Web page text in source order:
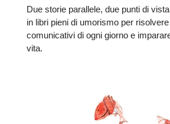
Due storie parallele, due punti di
in libri pieni di umorismo per
comunicativi di ogni giorno e
vita.